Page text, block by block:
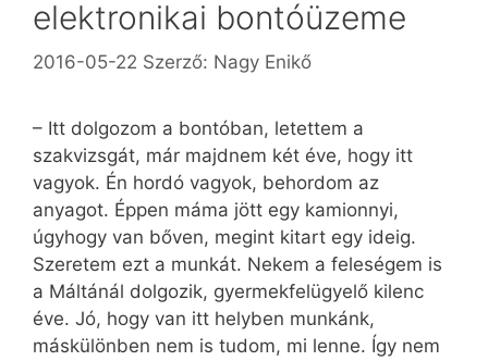
elektronikai bontóüzeme
2016-05-22 Szerző: Nagy Enikő
– Itt dolgozom a bontóban, letettem a
szakvizsgát, már majdnem két éve, hogy itt
vagyok. Én hordó vagyok, behordom az
anyagot. Éppen máma jött egy kamionnyi,
úgyhogy van bőven, megint kitart egy ideig.
Szeretem ezt a munkát. Nekem a feleségem is
a Máltánál dolgozik, gyermekfelügyelő kilenc
éve. Jó, hogy van itt helyben munkánk,
máskülönben nem is tudom, mi lenne. Így nem